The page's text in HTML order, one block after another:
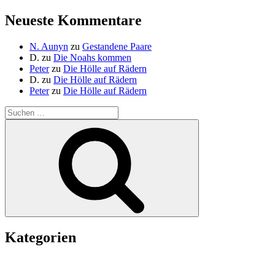
Neueste Kommentare
N. Aunyn zu Gestandene Paare
D. zu Die Noahs kommen
Peterzu Die Hölle auf Rädern
D. zu Die Hölle auf Rädern
Peterzu Die Hölle auf Rädern
Suche
nach:
Kategorien